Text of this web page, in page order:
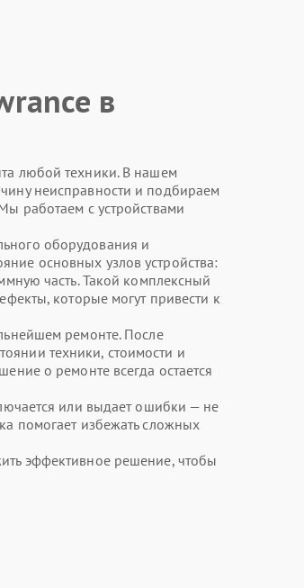
в
любой техники. В нашем
неисправности и подбираем
работаем с устройствами
оборудования и
основных узлов устройства:
часть. Такой комплексный
которые могут привести к
ремонте. После
техники, стоимости и
о ремонте всегда остается
или выдает ошибки — не
помогает избежать сложных
эффективное решение, чтобы